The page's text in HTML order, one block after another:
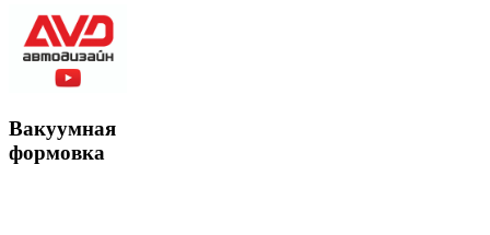
Вакуумная
формовка